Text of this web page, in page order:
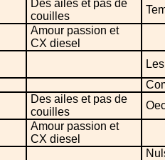
Des ailes et pas de
couilles
Amour passion et
CX diesel
Des ailes et pas de
couilles
Amour passion et
CX diesel